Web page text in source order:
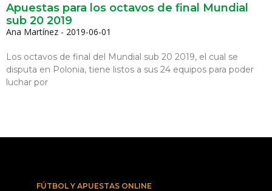
Apuestas para los octavos de final Mundial
sub 20 2019
Ana Martínez 2019-06-01
Los octavos de final del Mundial sub 20 2019, el cual se
disputa en Polonia, tiene listos a sus 24 equipos para poder
luchar por
FÚTBOL Y APUESTAS ONLINE